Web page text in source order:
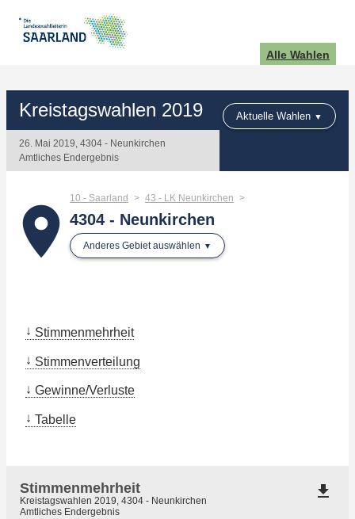
Alle Wahlen
Kreistagswahlen 2019
26. Mai 2019, 4304 - Neunkirchen
Amtliches Endergebnis
Aktuelle Wahlen
place
10 - Saarland 43 - LK Neunkirchen
4304 - Neunkirchen
Anderes Gebiet auswählen
Stimmenmehrheit
Stimmenverteilung
Gewinne/Verluste
Tabelle
Stimmenmehrheit
Kreistagswahlen 2019, 4304 - Neunkirchen
Amtliches Endergebnis
file_download